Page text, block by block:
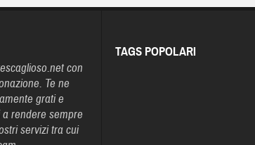
con
Te ne
grati e
rendere sempre
servizi tra cui
TAGS POPOLARI